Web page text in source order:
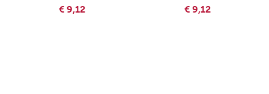
€ 9,12 € 9,12